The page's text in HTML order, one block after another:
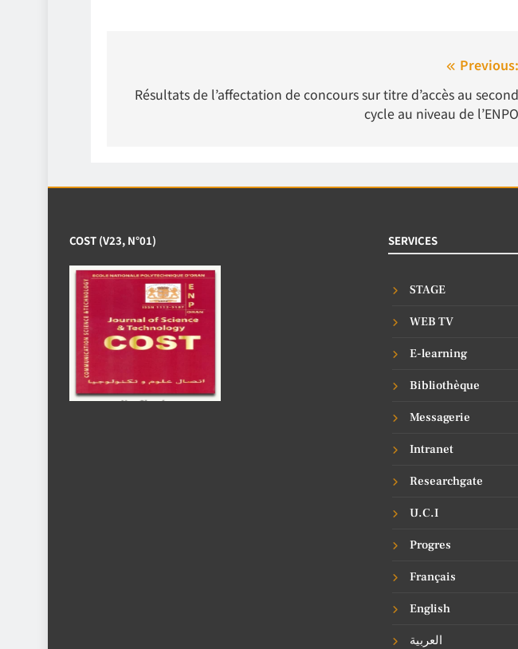
de
Previous:
Résultats de l’affectation de concours sur titre d’accès au second
cycle au niveau de l’ENPO
COST (V23, N°01) SERVICES
STAGE
WEB TV
E-learning
Bibliothèque
Messagerie
Intranet
Researchgate
U.C.I
Progres
Français
English
العربية